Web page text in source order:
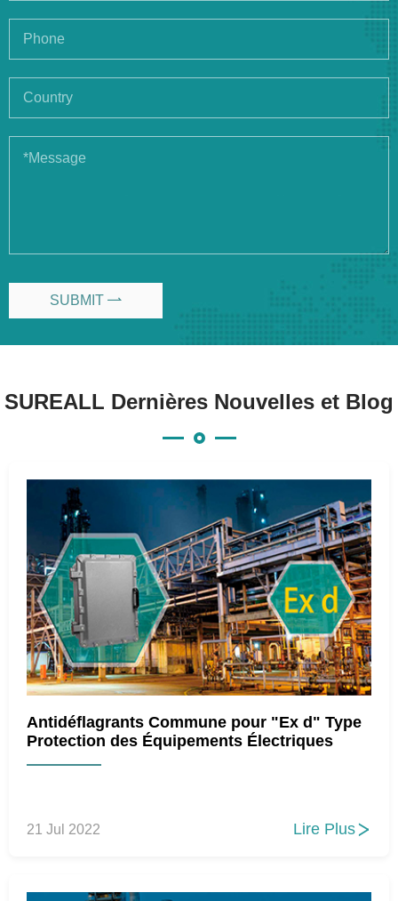
SUBMIT 
SUREALL Dernières Nouvelles et Blog
Antidéflagrants Commune pour "Ex d" Type
Protection des Équipements Électriques
21 Jul 2022 Lire Plus 